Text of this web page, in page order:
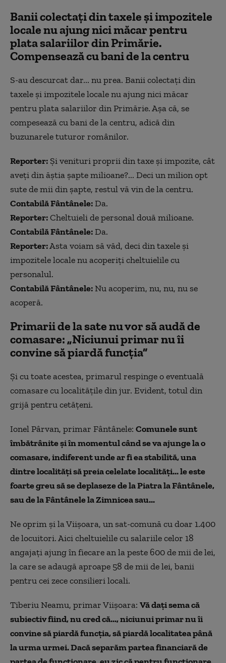
Banii colectați din taxele și impozitele
locale nu ajung nici măcar pentru
plata salariilor din Primărie.
Compensează cu bani de la centru
S-au descurcat dar... nu prea. Banii colectați din
taxele și impozitele locale nu ajung nici măcar
pentru plata salariilor din Primărie. Așa că, se
compesează cu bani de la centru, adică din
buzunarele tuturor românilor.
Reporter: Și venituri proprii din taxe și impozite, cât
aveți din ăștia șapte milioane?... Deci un milion opt
sute de mii din șapte, restul vă vin de la centru.
Contabilă Fântânele:Da.
Reporter:Cheltuieli de personal două milioane.
Contabilă Fântânele:Da.
Reporter:Asta voiam să văd, deci din taxele și
impozitele locale nu acoperiți cheltuielile cu
personalul.
Contabilă Fântânele:Nu acoperim, nu, nu, nu se
acoperă.
Primarii de la sate nu vor să audă de
comasare: „Niciunui primar nu îi
convine să piardă funcția”
Și cu toate acestea, primarul respinge o eventuală
comasare cu localitățile din jur. Evident, totul din
grijă pentru cetățeni.
Ionel Pârvan, primar Fântânele: Comunele sunt
îmbătrânite și în momentul când se va ajunge la o
comasare, indiferent unde ar fi ea stabilită, una
dintre localități să preia celelate localități... le este
foarte greu să se deplaseze de la Piatra la Fântânele,
sau de la Fântânele la Zimnicea sau...
Ne oprim și la Viișoara, un sat-comună cu doar 1.400
de locuitori. Aici cheltuielile cu salariile celor 18
angajați ajung în fiecare an la peste 600 de mii de lei,
la care se adaugă aproape 58 de mii de lei, banii
pentru cei zece consilieri locali.
Tiberiu Neamu, primar Viișoara: Vă dați sema că
subiectiv fiind, nu cred că..., niciunui primar nu îi
convine să piardă funcția, să piardă localitatea până
la urma urmei. Dacă separăm partea financiară de